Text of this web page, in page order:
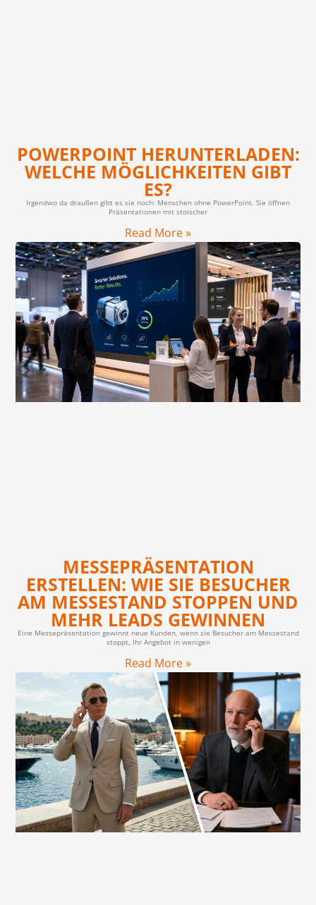
POWERPOINT HERUNTERLADEN:
WELCHE MÖGLICHKEITEN GIBT
ES?
Irgendwo da draußen gibt es sie noch: Menschen ohne PowerPoint. Sie öffnen
Präsentationen mit stoischer
Read More »
MESSEPRÄSENTATION
ERSTELLEN: WIE SIE BESUCHER
AM MESSESTAND STOPPEN UND
MEHR LEADS GEWINNEN
Eine Messepräsentation gewinnt neue Kunden, wenn sie Besucher am Messestand
stoppt, Ihr Angebot in wenigen
Read More »